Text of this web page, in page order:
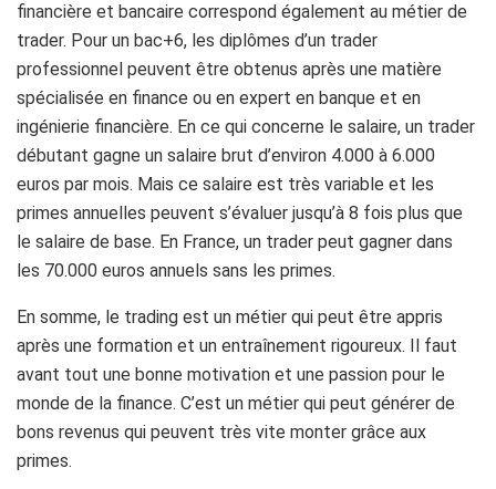
financière et bancaire correspond également au métier de
trader. Pour un bac+6, les diplômes d’un trader
professionnel peuvent être obtenus après une matière
spécialisée en finance ou en expert en banque et en
ingénierie financière. En ce qui concerne le salaire, un trader
débutant gagne un salaire brut d’environ 4.000 à 6.000
euros par mois. Mais ce salaire est très variable et les
primes annuelles peuvent s’évaluer jusqu’à 8 fois plus que
le salaire de base. En France, un trader peut gagner dans
les 70.000 euros annuels sans les primes.
En somme, le trading est un métier qui peut être appris
après une formation et un entraînement rigoureux. Il faut
avant tout une bonne motivation et une passion pour le
monde de la finance. C’est un métier qui peut générer de
bons revenus qui peuvent très vite monter grâce aux
primes.